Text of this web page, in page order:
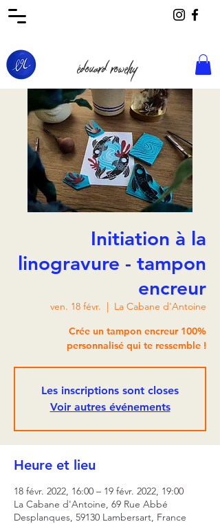
édouard rowehy
Initiation à la
linogravure - tampon
encreur
ven. 18 févr.
  |
La Cabane d'Antoine
Crée un tampon encreur 100%
personnalisé qui te ressemble !
Les inscriptions sont closes
Voir autres événements
Heure et lieu
18 févr. 2022, 16:00 – 19 févr. 2022, 19:00
La Cabane d'Antoine, 69 Rue Abbé
Desplanques, 59130 Lambersart, France